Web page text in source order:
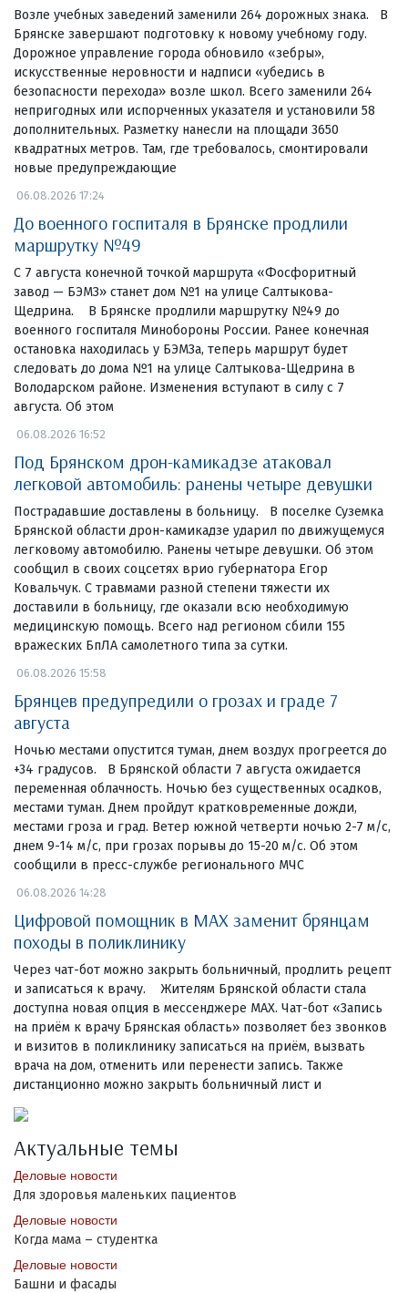
Возле учебных заведений заменили 264 дорожных знака. В
Брянске завершают подготовку к новому учебному году.
Дорожное управление города обновило «зебры»,
искусственные неровности и надписи «убедись в
безопасности перехода» возле школ. Всего заменили 264
непригодных или испорченных указателя и установили 58
дополнительных. Разметку нанесли на площади 3650
квадратных метров. Там, где требовалось, смонтировали
новые предупреждающие
06.08.2026 17:24
До военного госпиталя в Брянске продлили
маршрутку №49
С 7 августа конечной точкой маршрута «Фосфоритный
завод — БЭМЗ» станет дом №1 на улице Салтыкова-
Щедрина. В Брянске продлили маршрутку №49 до
военного госпиталя Минобороны России. Ранее конечная
остановка находилась у БЭМЗа, теперь маршрут будет
следовать до дома №1 на улице Салтыкова-Щедрина в
Володарском районе. Изменения вступают в силу с 7
августа. Об этом
06.08.2026 16:52
Под Брянском дрон-камикадзе атаковал
легковой автомобиль: ранены четыре девушки
Пострадавшие доставлены в больницу. В поселке Суземка
Брянской области дрон-камикадзе ударил по движущемуся
легковому автомобилю. Ранены четыре девушки. Об этом
сообщил в своих соцсетях врио губернатора Егор
Ковальчук. С травмами разной степени тяжести их
доставили в больницу, где оказали всю необходимую
медицинскую помощь. Всего над регионом сбили 155
вражеских БпЛА самолетного типа за сутки.
06.08.2026 15:58
Брянцев предупредили о грозах и граде 7
августа
Ночью местами опустится туман, днем воздух прогреется до
+34 градусов. В Брянской области 7 августа ожидается
переменная облачность. Ночью без существенных осадков,
местами туман. Днем пройдут кратковременные дожди,
местами гроза и град. Ветер южной четверти ночью 2-7 м/с,
днем 9-14 м/с, при грозах порывы до 15-20 м/с. Об этом
сообщили в пресс-службе регионального МЧС
06.08.2026 14:28
Цифровой помощник в MAX заменит брянцам
походы в поликлинику
Через чат-бот можно закрыть больничный, продлить рецепт
и записаться к врачу. Жителям Брянской области стала
доступна новая опция в мессенджере MAX. Чат-бот «Запись
на приём к врачу Брянская область» позволяет без звонков
и визитов в поликлинику записаться на приём, вызвать
врача на дом, отменить или перенести запись. Также
дистанционно можно закрыть больничный лист и
Актуальные темы
Деловые новости
Для здоровья маленьких пациентов
Деловые новости
Когда мама – студентка
Деловые новости
Башни и фасады